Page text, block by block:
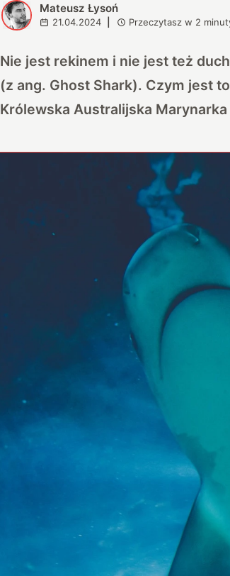
M Mateusz Łysoń
21.04.2024 Przeczytasz w 2
Nie jest rekinem i nie jest też
(z ang. Ghost Shark). Czym jest
Królewska Australijska Marynarka